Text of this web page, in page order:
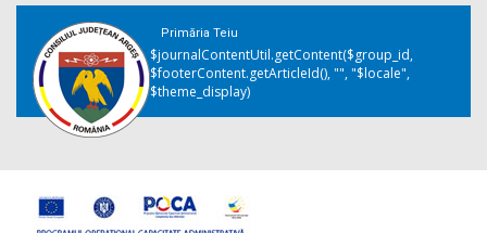
Primăria Teiu
$journalContentUtil.getContent($group_id,
$footerContent.getArticleId(), "", "$locale",
$theme_display)